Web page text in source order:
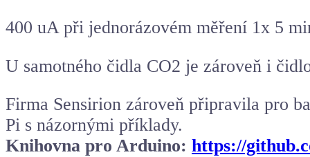
400 uA při jednorázovém měření 1x 5
U samotného čidla CO2 je zároveň i
Firma Sensirion zároveň připravila pro
Pi s názornými příklady.
Knihovna pro Arduino: https://